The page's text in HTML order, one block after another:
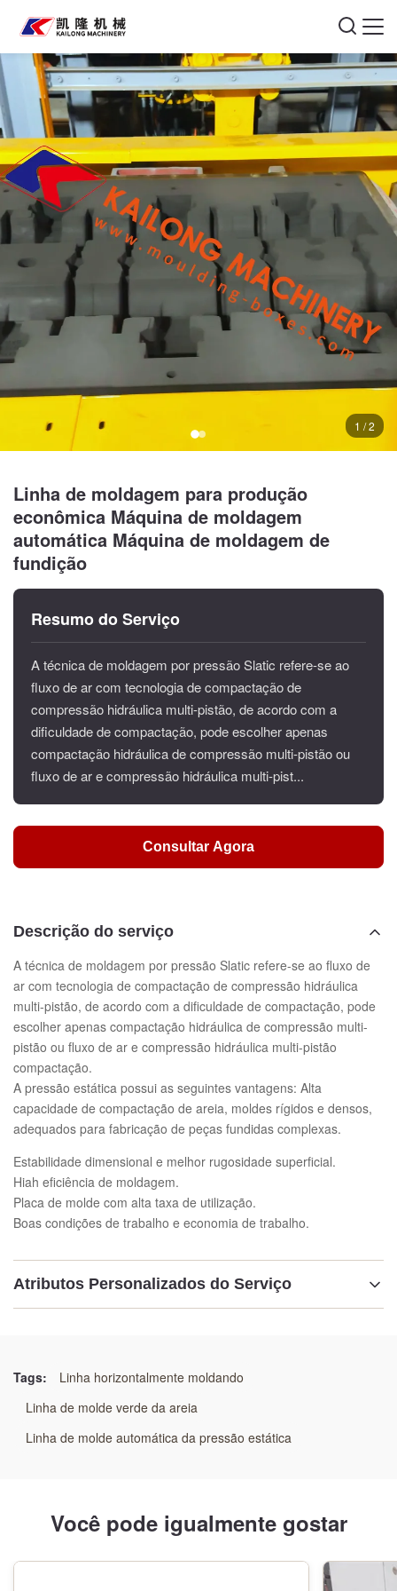
1 / 2
Linha de moldagem para produção
econômica Máquina de moldagem
automática Máquina de moldagem de
fundição
Resumo do Serviço
A técnica de moldagem por pressão Slatic refere-se ao
fluxo de ar com tecnologia de compactação de
compressão hidráulica multi-pistão, de acordo com a
dificuldade de compactação, pode escolher apenas
compactação hidráulica de compressão multi-pistão ou
fluxo de ar e compressão hidráulica multi-pist...
Consultar Agora
Descrição do serviço
A técnica de moldagem por pressão Slatic refere-se ao fluxo de
ar com tecnologia de compactação de compressão hidráulica
multi-pistão, de acordo com a dificuldade de compactação, pode
escolher apenas compactação hidráulica de compressão multi-
pistão ou fluxo de ar e compressão hidráulica multi-pistão
compactação.
A pressão estática possui as seguintes vantagens: Alta
capacidade de compactação de areia, moldes rígidos e densos,
adequados para fabricação de peças fundidas complexas.
Estabilidade dimensional e melhor rugosidade superficial.
Hiah eficiência de moldagem.
Placa de molde com alta taxa de utilização.
Boas condições de trabalho e economia de trabalho.
Atributos Personalizados do Serviço
custos
Sistema de máquina de moldagem de fundição de alta
eficiência
Tags:
Linha horizontalmente moldando
Linha de molde verde da areia
Linha de molde automática da pressão estática
Você pode igualmente gostar